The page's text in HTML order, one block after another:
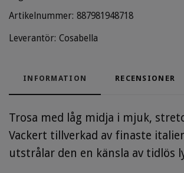
Artikelnummer: 887981948718
Leverantör: Cosabella
INFORMATION RECENSIONER
Trosa med låg midja i mjuk,
Vackert tillverkad av finaste
utstrålar den en känsla av tidlös